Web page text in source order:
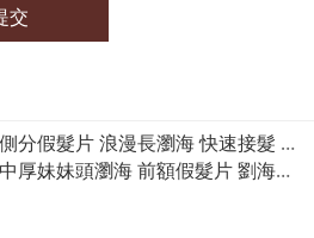
交
髮片 浪漫長瀏海 快速接髮 WZ 魔髮樂Mofalove
妹頭瀏海 前額假髮片 劉海造型 魔髮樂 AB